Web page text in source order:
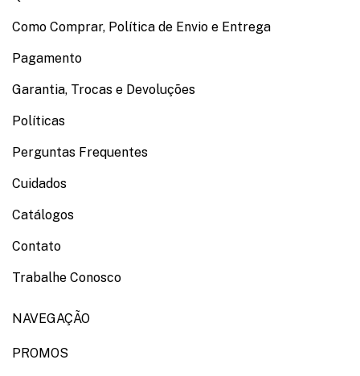
Como Comprar, Política de Envio e Entrega
Pagamento
Garantia, Trocas e Devoluções
Políticas
Perguntas Frequentes
Cuidados
Catálogos
Contato
Trabalhe Conosco
NAVEGAÇÃO
PROMOS